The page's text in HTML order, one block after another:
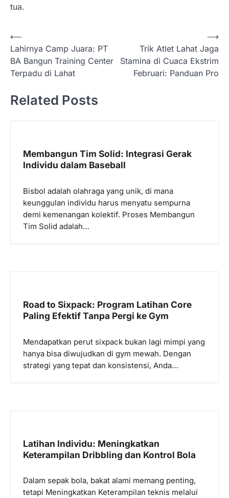
tua.
N
a
v
g
⟵
Lahirnya Camp Juara: PT
BA Bangun Training Center
Terpadu di Lahat
Trik Atlet Lahat Jaga
Stamina di Cuaca Ekstrim
Februari: Panduan Pro
⟶
Related Posts
Membangun Tim Solid: Integrasi Gerak
Individu dalam Baseball
Bisbol adalah olahraga yang unik, di mana
keunggulan individu harus menyatu sempurna
demi kemenangan kolektif. Proses Membangun
Tim Solid adalah…
Road to Sixpack: Program Latihan Core
Paling Efektif Tanpa Pergi ke Gym
Mendapatkan perut sixpack bukan lagi mimpi yang
hanya bisa diwujudkan di gym mewah. Dengan
strategi yang tepat dan konsistensi, Anda…
Latihan Individu: Meningkatkan
Keterampilan Dribbling dan Kontrol Bola
Dalam sepak bola, bakat alami memang penting,
tetapi Meningkatkan Keterampilan teknis melalui